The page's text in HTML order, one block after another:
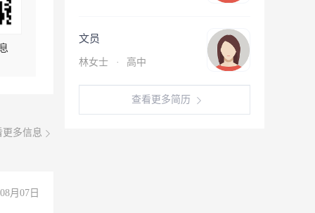
更多信息
08月07日
文员
林女士 · 高中
查看更多简历